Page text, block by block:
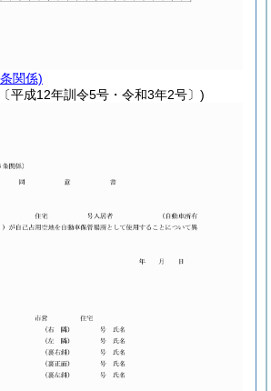
関係)
平成12年訓令5号・令和3年2号〕)